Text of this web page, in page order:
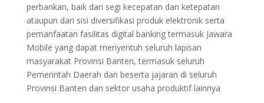
perbankan, baik dari segi kecepatan dan ketepatan
ataupun dari sisi diversifikasi produk elektronik serta
pemanfaatan fasilitas digital banking termasuk Jawara
Mobile yang dapat menyentuh seluruh lapisan
masyarakat Provinsi Banten, termasuk seluruh
Pemerintah Daerah dan beserta jajaran di seluruh
Provinsi Banten dan sektor usaha produktif lainnya